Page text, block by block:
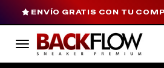
Toggle navigation
ENVÍO GRATIS CON TU